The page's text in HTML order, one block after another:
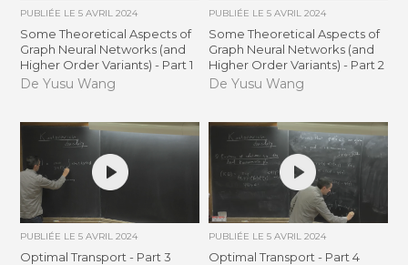
PUBLIÉE LE5 AVRIL 2024
Some Theoretical Aspects of
Graph Neural Networks (and
Higher Order Variants) - Part 1
De Yusu Wang
PUBLIÉE LE 5 AVRIL 2024
Some Theoretical Aspects of
Graph Neural Networks (and
Higher Order Variants) - Part 2
De Yusu Wang
PUBLIÉE LE5 AVRIL 2024
Optimal Transport - Part 3
PUBLIÉE LE 5 AVRIL 2024
Optimal Transport - Part 4